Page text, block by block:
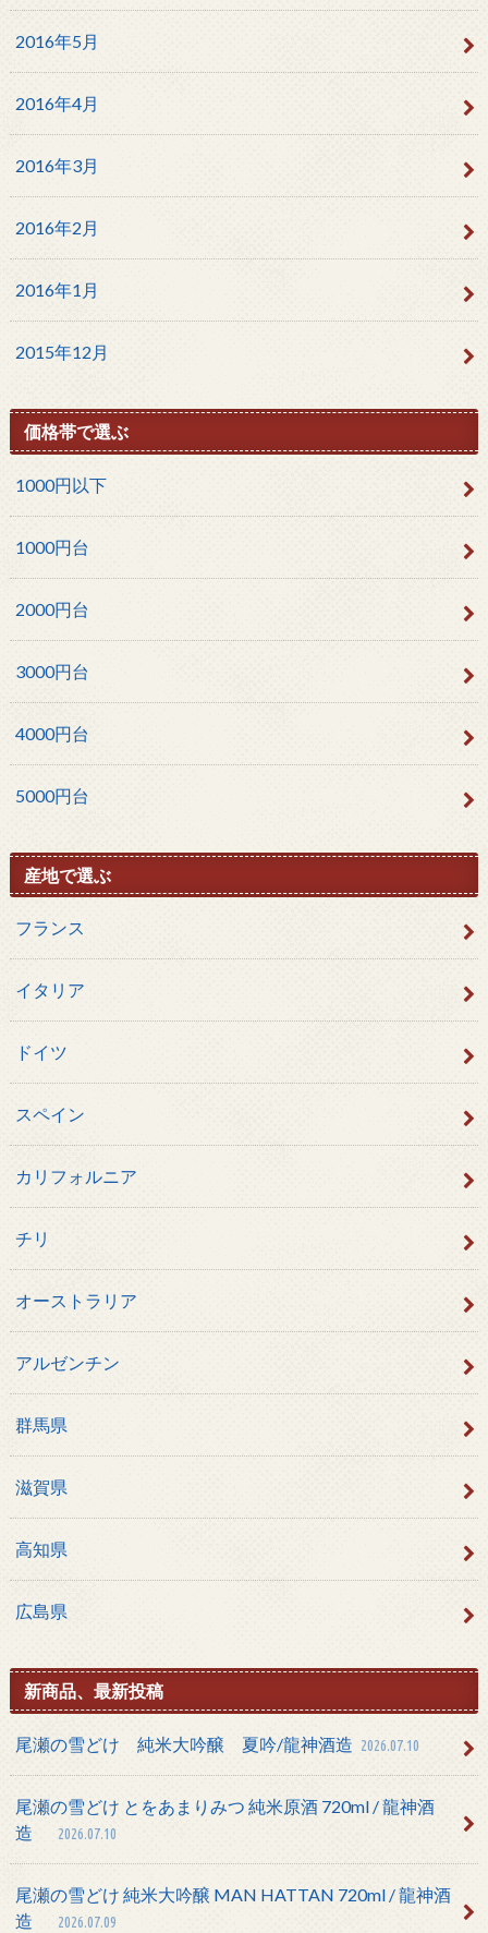
2016年5月
2016年4月
2016年3月
2016年2月
2016年1月
2015年12月
価格帯で選ぶ
1000円以下
1000円台
2000円台
3000円台
4000円台
5000円台
産地で選ぶ
フランス
イタリア
ドイツ
スペイン
カリフォルニア
チリ
オーストラリア
アルゼンチン
群馬県
滋賀県
高知県
広島県
新商品、最新投稿
尾瀬の雪どけ 純米大吟醸 夏吟/龍神酒造 2026.07.10
尾瀬の雪どけ とをあまりみつ 純米原酒 720ml / 龍神酒
造
2026.07.10
尾瀬の雪どけ 純米大吟醸 MAN HATTAN 720ml / 龍神酒
造
2026.07.09